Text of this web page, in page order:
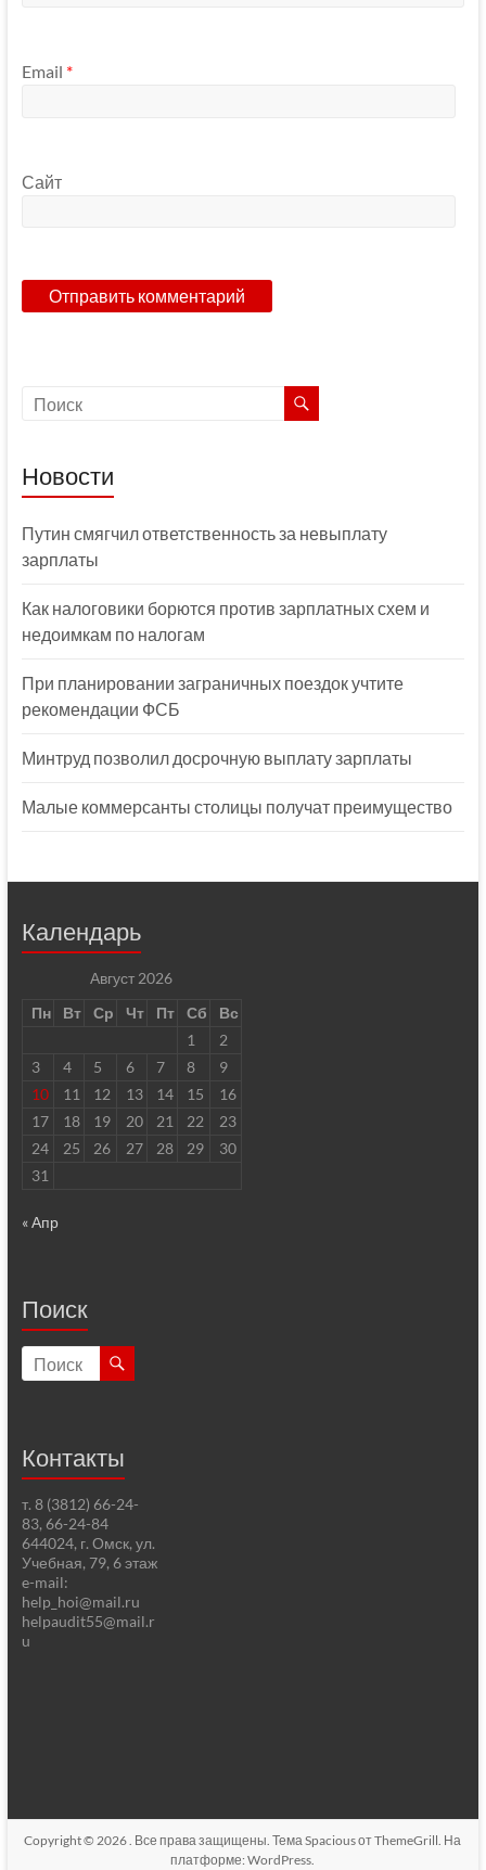
Email *
Сайт
Новости
Путин смягчил ответственность за невыплату
зарплаты
Как налоговики борются против зарплатных схем и
недоимкам по налогам
При планировании заграничных поездок учтите
рекомендации ФСБ
Минтруд позволил досрочную выплату зарплаты
Малые коммерсанты столицы получат преимущество
Календарь
Август 2026
Пн
Вт Ср Чт Пт Сб
Вс
1
2
3
4 5 6 7 8
9
10
11 12 13 14 15
16
17
18 19 20 21 22
23
24
25 26 27 28 29
30
31
« Апр
Поиск
Контакты
т. 8 (3812) 66-24-
83, 66-24-84
644024, г. Омск, ул.
Учебная, 79, 6 этаж
e-mail:
help_hoi@mail.ru
helpaudit55@mail.r
u
Copyright © 2026. Все права защищены. ТемаSpaciousот ThemeGrill. На
платформе:WordPress.